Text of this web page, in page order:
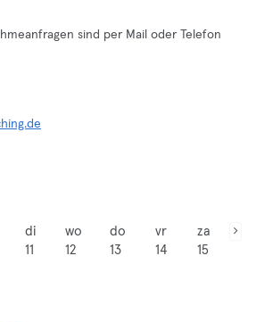
sind per Mail oder Telefon
di
11
wo
12
do
13
vr
14
za
15